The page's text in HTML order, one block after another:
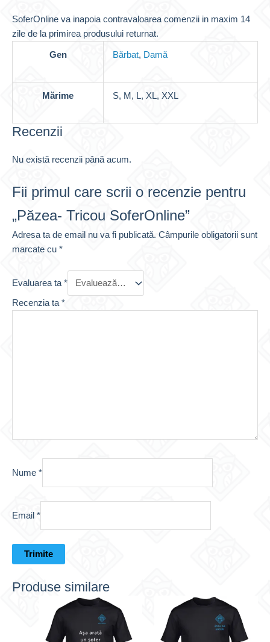
SoferOnline va inapoia contravaloarea comenzii in maxim 14
zile de la primirea produsului returnat.
Gen Bărbat, Damă
Mărime S, M, L, XL, XXL
Recenzii
Nu există recenzii până acum.
Fii primul care scrii o recenzie pentru
„Păzea- Tricou SoferOnline”
Adresa ta de email nu va fi publicată. Câmpurile obligatorii sunt
marcate cu *
Evaluarea ta *
Recenzia ta *
Nume *
Email *
Produse similare